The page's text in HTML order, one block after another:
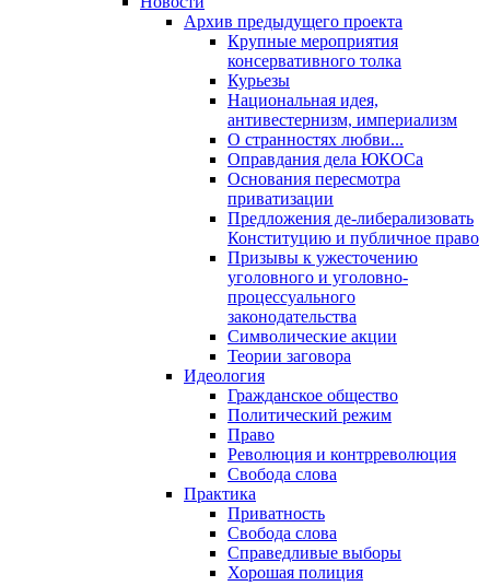
Архив предыдущего проекта
Крупные мероприятия
консервативного толка
Курьезы
Национальная идея,
антивестернизм, империализм
О странностях любви...
Оправдания дела ЮКОСа
Основания пересмотра
приватизации
Предложения де-либерализовать
Конституцию и публичное право
Призывы к ужесточению
уголовного и уголовно-
процессуального
законодательства
Символические акции
Теории заговора
Идеология
Гражданское общество
Политический режим
Право
Революция и контрреволюция
Свобода слова
Практика
Приватность
Свобода слова
Справедливые выборы
Хорошая полиция